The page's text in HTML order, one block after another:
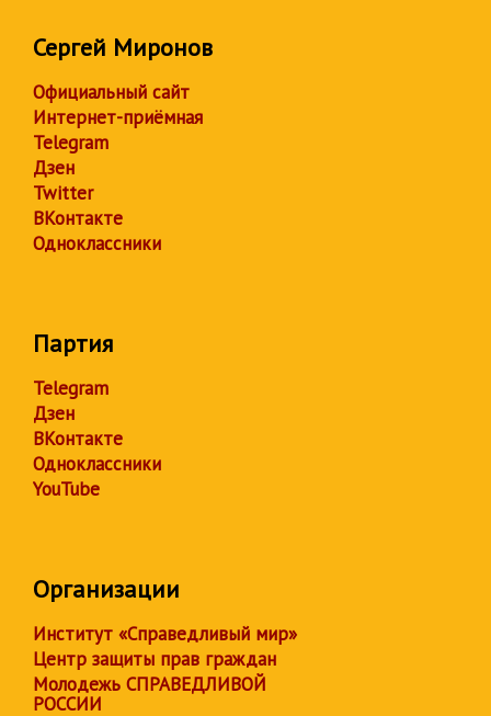
Сергей Миронов
Официальный сайт
Интернет-приёмная
Telegram
Дзен
Twitter
ВКонтакте
Одноклассники
Партия
Telegram
Дзен
ВКонтакте
Одноклассники
YouTube
Организации
Институт «Справедливый мир»
Центр защиты прав граждан
Молодежь СПРАВЕДЛИВОЙ
РОССИИ